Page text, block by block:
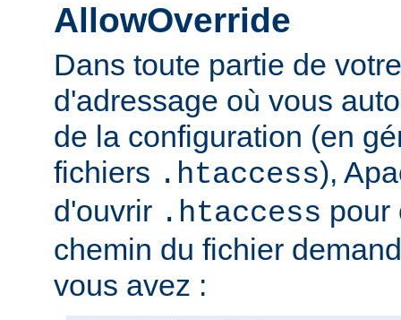
AllowOverride
Dans toute partie de
d'adressage où vous
de la configuration (en
fichiers .htaccess),
d'ouvrir .htaccess pour
chemin du fichier
vous avez :